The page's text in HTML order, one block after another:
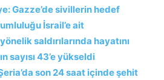
Gazze’de sivillerin hedef
İsrail’e ait
saldırılarında hayatını
sayısı 43’e yükseldi
son 24 saat içinde şehit